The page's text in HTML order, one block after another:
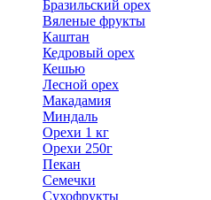
Бразильский орех
Вяленые фрукты
Каштан
Кедровый орех
Кешью
Лесной орех
Макадамия
Миндаль
Орехи 1 кг
Орехи 250г
Пекан
Семечки
Сухофрукты